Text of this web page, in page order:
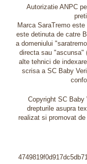
Autorizatie ANPC
Marca SaraTremo
este detinuta de catre
a domeniului
directa sau "ascunsa"
alte tehnici de
scrisa a SC Baby
Copyright SC Baby
drepturile asupra
realizat si promovat